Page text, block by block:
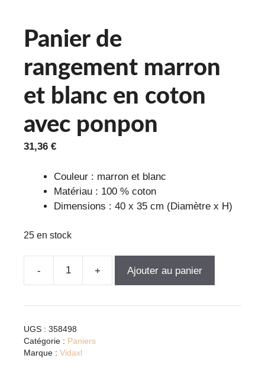
Panier de
rangement marron
et blanc en coton
avec ponpon
31,36 €
Couleur : marron et blanc
Matériau : 100 % coton
Dimensions : 40 x 35 cm (Diamètre x H)
25 en stock
quantité
Panier
Ajouter au panier
UGS : 358498
Catégorie : Paniers
Marque : Vidaxl